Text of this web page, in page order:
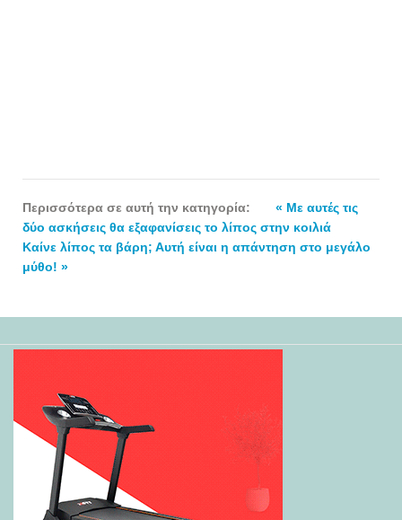
Περισσότερα σε αυτή την κατηγορία:
« Με αυτές τις
δύο ασκήσεις θα εξαφανίσεις το λίπος στην κοιλιά
Καίνε λίπος τα βάρη; Αυτή είναι η απάντηση στο μεγάλο
μύθο! »